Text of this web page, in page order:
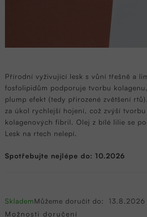
Přírodní vyživující lesk s vůní třešně a
fosfolipidům podporuje tvorbu
plump efekt (tedy přirozené zvětšení
za úkol rychlejší hojení, což zvýší
kolagenových fibril. Olej z bílé lilie se
Lesk na rtech nelepí.
Spotřebujte nejlépe do: 10.2026
SklademMůžeme doručit do:
13.8.2026
Možnosti doručení